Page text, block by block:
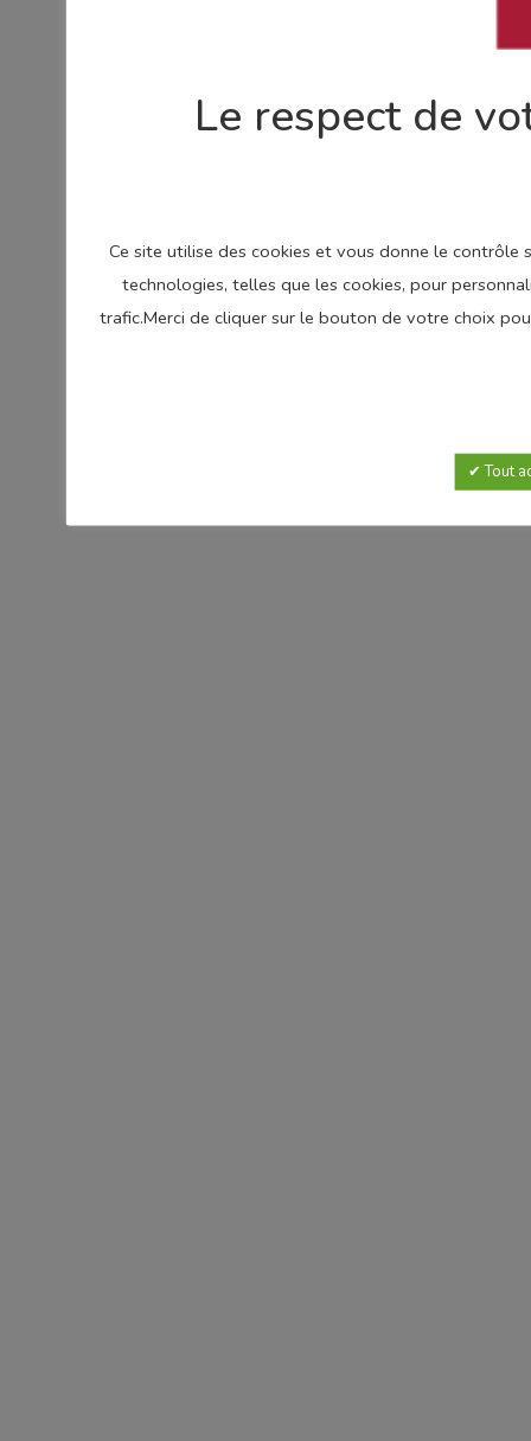
Le respect de
Ce site utilise des cookies et vous donne le
technologies, telles que les cookies, pour
trafic.Merci de cliquer sur le bouton de votre choix
Tout